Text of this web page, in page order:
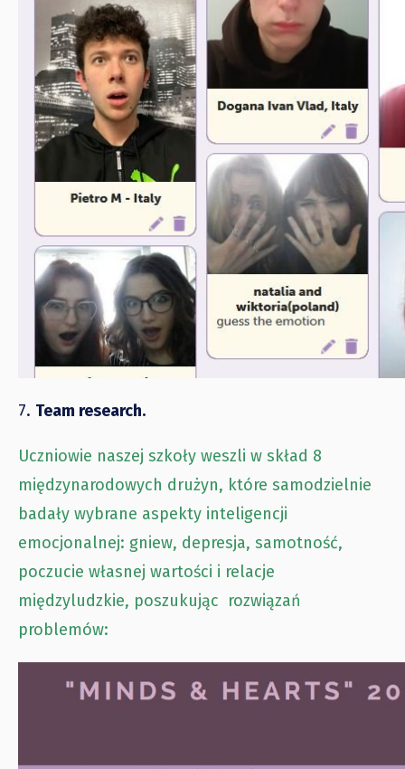
7. Team research.
Uczniowie naszej szkoły weszli w skład 8
międzynarodowych drużyn, które samodzielnie
badały wybrane aspekty inteligencji
emocjonalnej: gniew, depresja, samotność,
poczucie własnej wartości i relacje
międzyludzkie, poszukując rozwiązań
problemów: